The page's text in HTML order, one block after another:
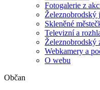
Fotogalerie z
Železnobrodský
Skleněné
Televizní a
Železnobrodský
Webkamery a
O webu
Občan